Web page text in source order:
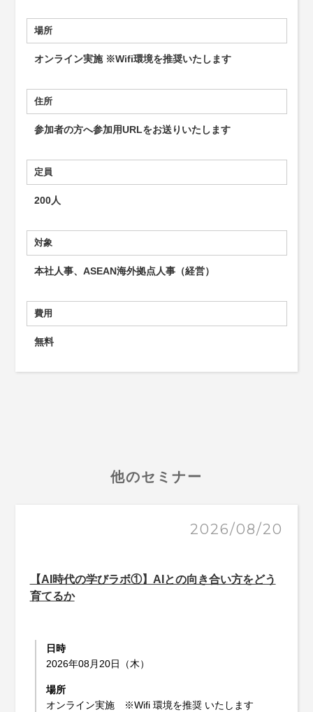
場所
オンライン実施 ※Wifi環境を推奨いたします
住所
参加者の方へ参加用URLをお送りいたします
定員
200人
対象
本社人事、ASEAN海外拠点人事（経営）
費用
無料
他のセミナー
2026/08/20
【AI時代の学びラボ①】AIとの向き合い方をどう
育てるか
日時
2026年08月20日（木）
場所
オンライン実施 ※Wifi 環境を推奨 いたします